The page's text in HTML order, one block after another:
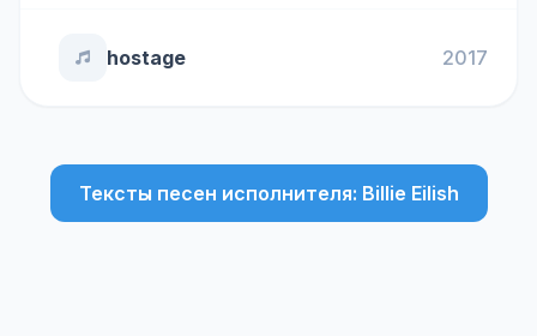
hostage 2017
Тексты песен исполнителя: Billie Eilish